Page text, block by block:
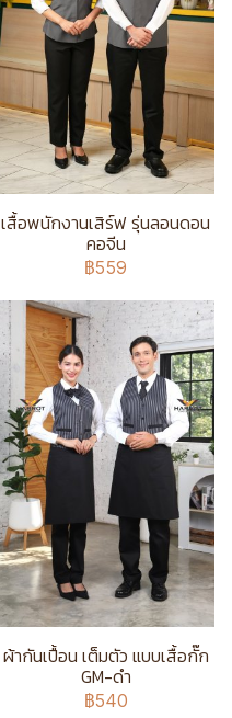
เสื้อพนักงานเสิร์ฟ รุ่นลอนดอน
คอจีน
฿559
ผ้ากันเปื้อน เต็มตัว แบบเสื้อกั๊ก
GM-ดำ
฿540